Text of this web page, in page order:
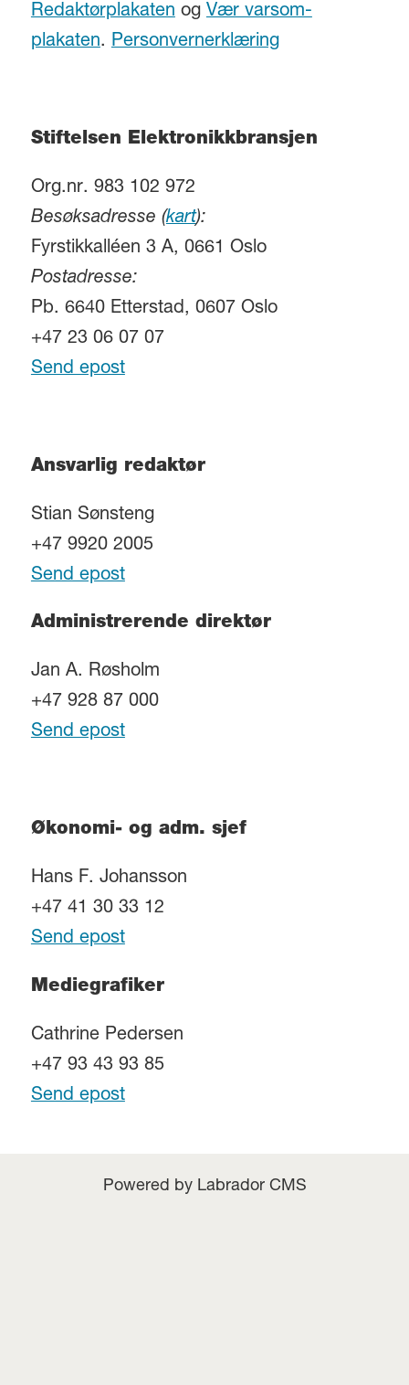
Redaktørplakatenog Vær varsom-
plakaten. Personvernerklæring
Stiftelsen Elektronikkbransjen
Org.nr. 983 102 972
Besøksadresse (kart):
Fyrstikkalléen 3 A, 0661 Oslo
Postadresse:
Pb. 6640 Etterstad, 0607 Oslo
+47 23 06 07 07
Send epost
Ansvarlig redaktør
Stian Sønsteng
+47 9920 2005
Send epost
Administrerende direktør
Jan A. Røsholm
+47 928 87 000
Send epost
Økonomi- og adm. sjef
Hans F. Johansson
+47 41 30 33 12
Send epost
Mediegrafiker
Cathrine Pedersen
+47 93 43 93 85
Send epost
Powered by Labrador CMS